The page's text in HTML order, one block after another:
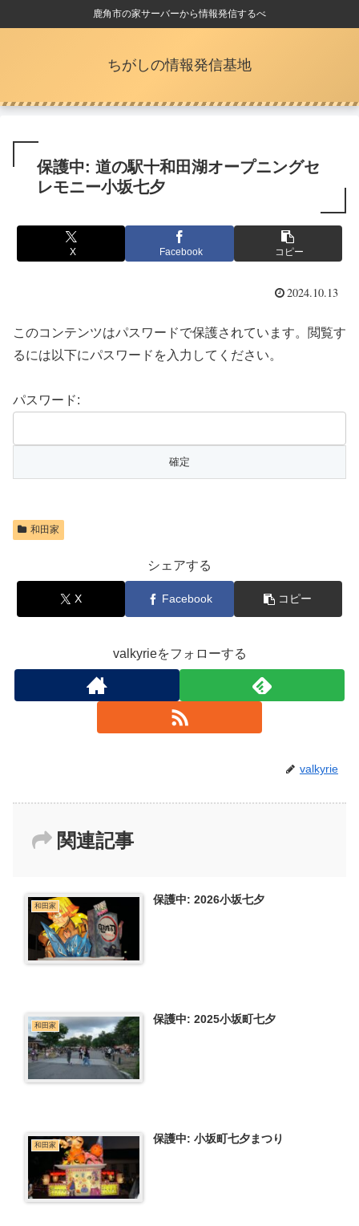
鹿角市の家サーバーから情報発信するべ
ちがしの情報発信基地
保護中: 道の駅十和田湖オープニングセ
レモニー小坂七夕
X Facebook コピー
2024.10.13
このコンテンツはパスワードで保護されています。閲覧す
るには以下にパスワードを入力してください。
パスワード:
和田家
シェアする
X Facebook コピー
valkyrieをフォローする
valkyrie
関連記事
和田家 保護中: 2026小坂七夕
和田家 保護中: 2025小坂町七夕
和田家 保護中: 小坂町七夕まつり